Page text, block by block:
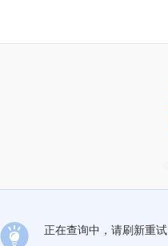
正在查询中，请刷新重试